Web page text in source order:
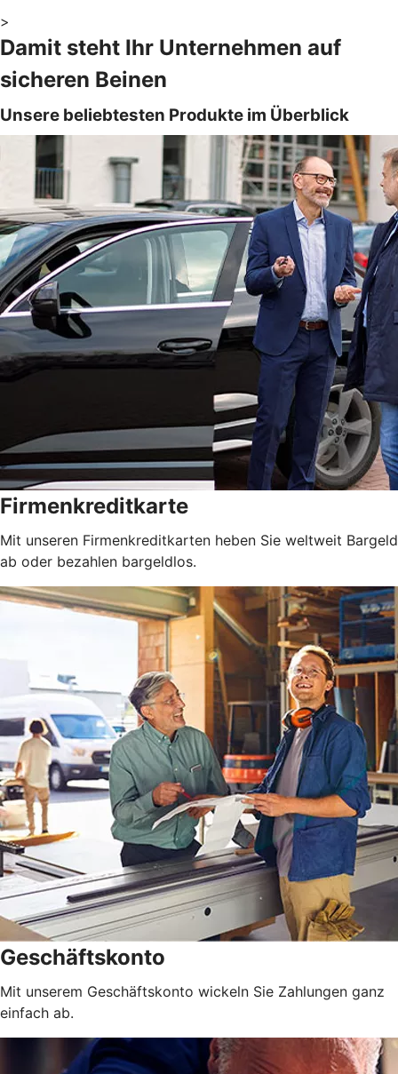
>
Damit steht Ihr Unternehmen auf
sicheren Beinen
Unsere beliebtesten Produkte im Überblick
Firmenkreditkarte
Mit unseren Firmenkreditkarten heben Sie weltweit Bargeld
ab oder bezahlen bargeldlos.
Geschäftskonto
Mit unserem Geschäftskonto wickeln Sie Zahlungen ganz
einfach ab.